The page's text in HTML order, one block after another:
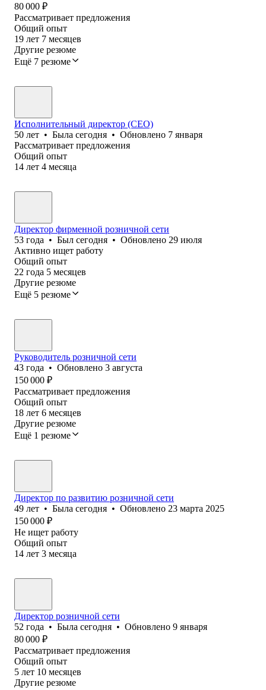
80 000 ₽
Рассматривает предложения
Общий опыт
19 лет 7 месяцев
Другие резюме
Ещё 7 резюме
Исполнительный директор (CEO)
50 лет • Была сегодня • Обновлено 7 января
Рассматривает предложения
Общий опыт
14 лет 4 месяца
Директор фирменной розничной сети
53 года • Был сегодня • Обновлено 29 июля
Активно ищет работу
Общий опыт
22 года 5 месяцев
Другие резюме
Ещё 5 резюме
Руководитель розничной сети
43 года • Обновлено 3 августа
150 000 ₽
Рассматривает предложения
Общий опыт
18 лет 6 месяцев
Другие резюме
Ещё 1 резюме
Директор по развитию розничной сети
49 лет • Была сегодня • Обновлено 23 марта 2025
150 000 ₽
Не ищет работу
Общий опыт
14 лет 3 месяца
Директор розничной сети
52 года • Была сегодня • Обновлено 9 января
80 000 ₽
Рассматривает предложения
Общий опыт
5 лет 10 месяцев
Другие резюме